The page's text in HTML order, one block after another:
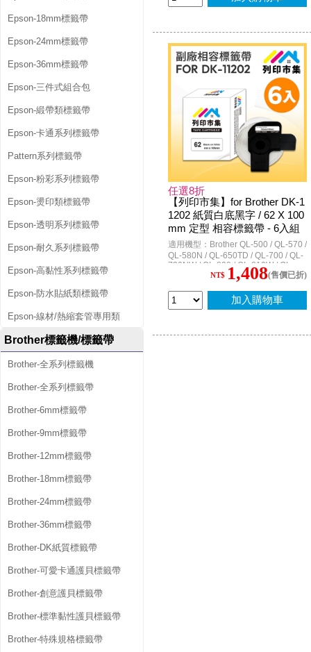
Epson-18mm標籤帶
Epson-24mm標籤帶
Epson-36mm標籤帶
Epson-三件式組合包
Epson-緞帶類標籤帶
Epson-卡通系列標籤帶
Pattern系列標籤帶
Epson-粉彩系列標籤帶
Epson-燙印類標籤帶
Epson-透明系列標籤帶
Epson-耐久系列標籤帶
Epson-高黏性系列標籤帶
Epson-防水貼紙類標籤帶
Epson-線材/熱縮套管專用類
Brother標籤機/標籤帶
Brother-全系列標籤機
Brother-全系列標籤帶
Brother-6mm標籤帶
Brother-9mm標籤帶
Brother-12mm標籤帶
Brother-18mm標籤帶
Brother-24mm標籤帶
Brother-36mm標籤帶
Brother-DK紙質標籤帶
Brother-可愛卡通護貝標籤帶
Brother-創意護貝標籤帶
Brother-標準黏性護貝標籤帶
Brother-特殊規格標籤帶
任選8折
【列印市集】for Brother DK-1
1202 紙質白底黑字 / 62 X 100
mm 定型 相容標籤帶 - 6入組
適用機型：Brother QL-500 / QL-570 /
QL-580N / QL-650TD / QL-700 / QL-
720NW / QL-800 / QL-810W / QL-
820NWB / QL-1050 / QL-1060N
NT$ 1,408(售價已折)
加入購物車